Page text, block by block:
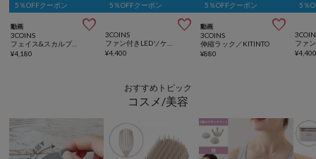
5％OFFクーポン
動画 
3COINS
¥4,180
5％OFFクーポン

3COINS
¥4,400
5％OFFクーポン
動画 
3COINS
伸縮ラック／KITINTO
¥880
5％
¥
おすすめトピック
コスメ/美容